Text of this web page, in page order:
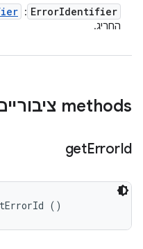
ErrorIdentifier
:
החריג.
‫methods ציבוריים
getErrorId
()